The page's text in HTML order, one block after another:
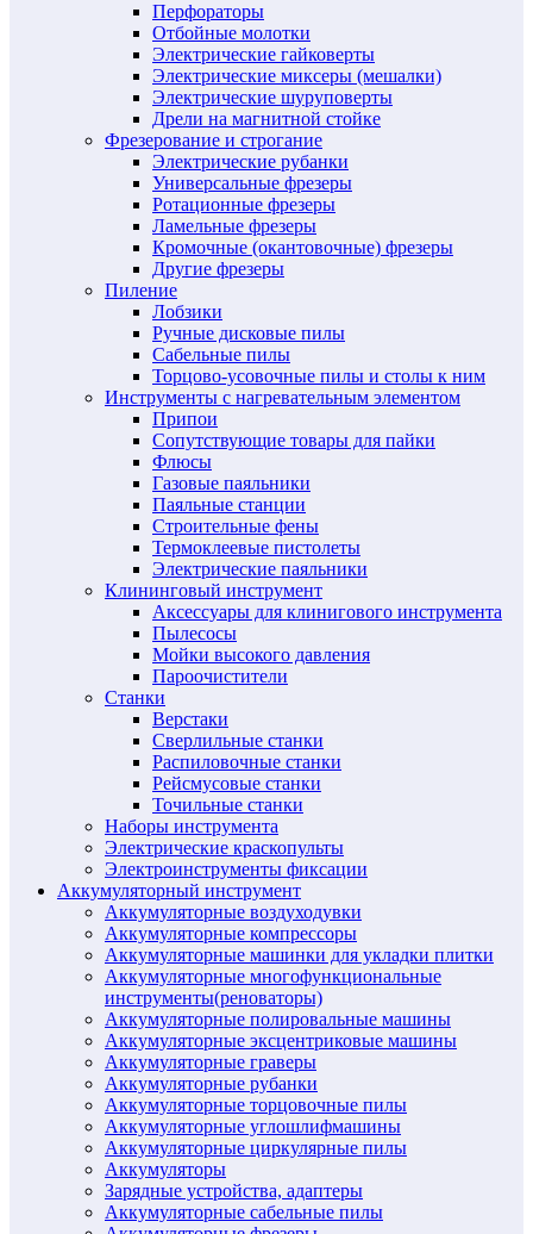
Перфораторы
Отбойные молотки
Электрические гайковерты
Электрические миксеры (мешалки)
Электрические шуруповерты
Дрели на магнитной стойке
Фрезерование и строгание
Электрические рубанки
Универсальные фрезеры
Ротационные фрезеры
Ламельные фрезеры
Кромочные (окантовочные) фрезеры
Другие фрезеры
Пиление
Лобзики
Ручные дисковые пилы
Сабельные пилы
Торцово-усовочные пилы и столы к ним
Инструменты с нагревательным элементом
Припои
Сопутствующие товары для пайки
Флюсы
Газовые паяльники
Паяльные станции
Строительные фены
Термоклеевые пистолеты
Электрические паяльники
Клининговый инструмент
Аксессуары для клинигового инструмента
Пылесосы
Мойки высокого давления
Пароочистители
Станки
Верстаки
Сверлильные станки
Распиловочные станки
Рейсмусовые станки
Точильные станки
Наборы инструмента
Электрические краскопульты
Электроинструменты фиксации
Аккумуляторный инструмент
Аккумуляторные воздуходувки
Аккумуляторные компрессоры
Аккумуляторные машинки для укладки плитки
Аккумуляторные многофункциональные
инструменты(реноваторы)
Аккумуляторные полировальные машины
Аккумуляторные эксцентриковые машины
Аккумуляторные граверы
Аккумуляторные рубанки
Аккумуляторные торцовочные пилы
Аккумуляторные углошлифмашины
Аккумуляторные циркулярные пилы
Аккумуляторы
Зарядные устройства, адаптеры
Аккумуляторные сабельные пилы